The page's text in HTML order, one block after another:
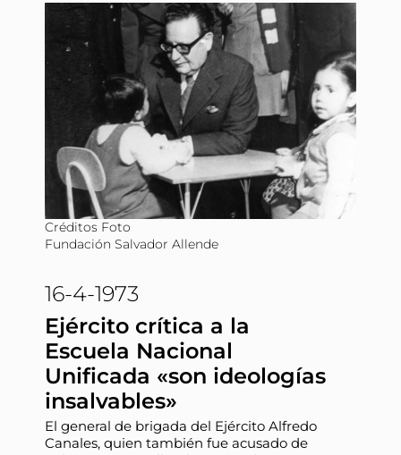
16-4-1973
Ejército crítica a la
Escuela Nacional
Unificada «son ideologías
insalvables»
El general de brigada del Ejército Alfredo
Canales, quien también fue acusado de
Créditos Foto
Fundación Salvador Allende